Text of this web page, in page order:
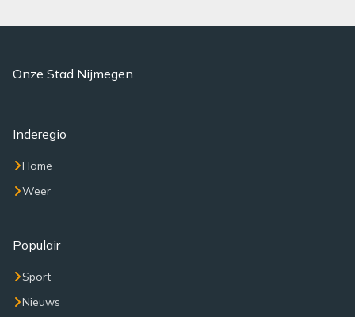
Onze Stad Nijmegen
Inderegio
Home
Weer
Populair
Sport
Nieuws